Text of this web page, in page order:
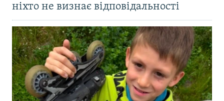
ніхто не визнає відповідальності